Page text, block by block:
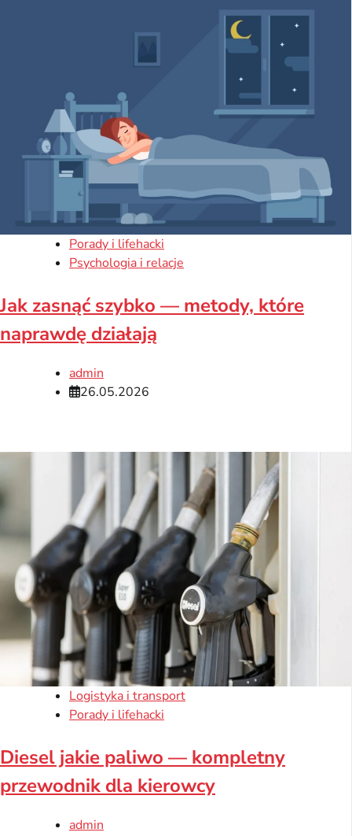
Porady i lifehacki
Psychologia i relacje
Jak zasnąć szybko — metody, które
naprawdę działają
admin
26.05.2026
Logistyka i transport
Porady i lifehacki
Diesel jakie paliwo — kompletny
przewodnik dla kierowcy
admin